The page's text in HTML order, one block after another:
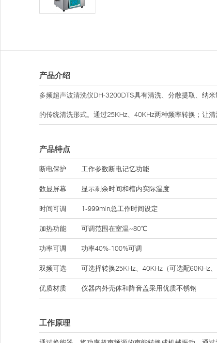
产品介绍
多频超声波清洗仪DH-3200DTS具有清洗、分散提取、纳
的传统清洗形式。通过25KHz、40KHz两种频率转换；让
产品特点
断电保护 工作参数断电记忆功能
数显屏幕 显示剩余时间和槽内实际温度
时间可调 1-999min总工作时间设定
加热功能 可调范围在室温~80℃
功率可调 功率40%-100%可调
双频可选 可选择转换25KHz、40KHz（可选配60KHz
优质材质 仪器内外壳体和降音盖采用优质不锈钢
工作原理